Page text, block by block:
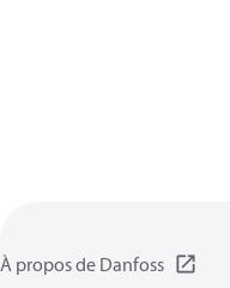
À propos de Danfoss